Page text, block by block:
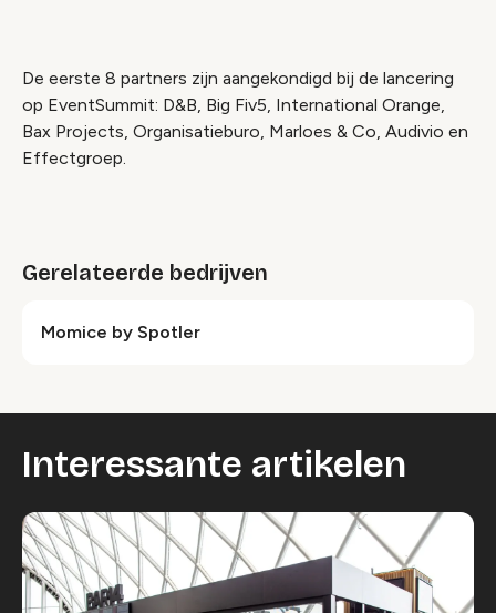
De eerste 8 partners zijn aangekondigd bij de lancering
op EventSummit: D&B, Big Fiv5, International Orange,
Bax Projects, Organisatieburo, Marloes & Co, Audivio en
Effectgroep.
Gerelateerde bedrijven
Momice by Spotler
Interessante artikelen